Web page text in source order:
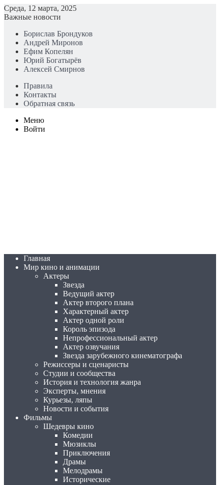
Среда, 12 марта, 2025
Важные новости
Борислав Брондуков
Андрей Миронов
Ефим Копелян
Юрий Богатырёв
Алексей Смирнов
Правила
Контакты
Обратная связь
Меню
Войти
Главная
Мир кино и анимации
Актеры
Звезда
Ведущий актер
Актер второго плана
Характерный актер
Актер одной роли
Король эпизода
Непрофессиональный актер
Актер озвучания
Звезда зарубежного кинематографа
Режиссеры и сценаристы
Студии и сообщества
История и технология жанра
Эксперты, мнения
Курьезы, ляпы
Новости и события
Фильмы
Шедевры кино
Комедии
Мюзиклы
Приключения
Драмы
Мелодрамы
Исторические